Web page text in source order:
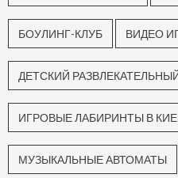
БОУЛИНГ-КЛУБ ВИДЕО
ДЕТСКИЙ
ИГРОВЫЕ ЛАБИРИНТЫ В
МУЗЫКАЛЬНЫЕ АВТОМАТЫ